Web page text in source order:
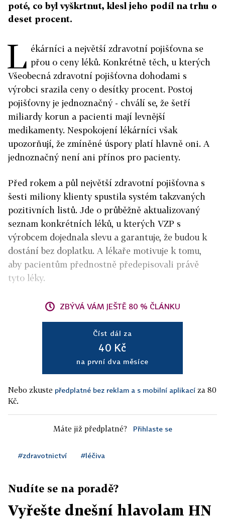
poté, co byl vyškrtnut, klesl jeho podíl na trhu o
deset procent.
L ékárníci a největší zdravotní pojišťovna se
přou o ceny léků. Konkrétně těch, u kterých
Všeobecná zdravotní pojišťovna dohodami s
výrobci srazila ceny o desítky procent. Postoj
pojišťovny je jednoznačný - chválí se, že šetří
miliardy korun a pacienti mají levnější
medikamenty. Nespokojení lékárníci však
upozorňují, že zmíněné úspory platí hlavně oni. A
jednoznačný není ani přínos pro pacienty.
Před rokem a půl největší zdravotní pojišťovna s
šesti miliony klienty spustila systém takzvaných
pozitivních listů. Jde o průběžně aktualizovaný
seznam konkrétních léků, u kterých VZP s
výrobcem dojednala slevu a garantuje, že budou k
dostání bez doplatku. A lékaře motivuje k tomu,
aby pacientům přednostně předepisovali právě
tyto léky.
ZBÝVÁ VÁM JEŠTĚ 80 % ČLÁNKU
Číst dál za
40 Kč
na první dva měsíce
Nebo zkuste předplatné bez reklam a s mobilní aplikací za 80
Kč.
Máte již předplatné? Přihlaste se
#zdravotnictví #léčiva
Nudíte se na poradě?
Vyřešte dnešní hlavolam HN